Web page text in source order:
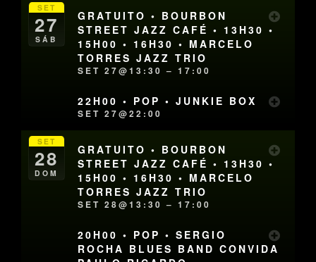
SET
27
SÁB
GRATUITO • BOURBON
STREET JAZZ CAFÉ • 13H30 •
15H00 • 16H30 • MARCELO
TORRES JAZZ TRIO
SET 27@13:30 – 17:00
22H00 • POP • JUNKIE BOX
SET 27@22:00
SET
28
DOM
GRATUITO • BOURBON
STREET JAZZ CAFÉ • 13H30 •
15H00 • 16H30 • MARCELO
TORRES JAZZ TRIO
SET 28@13:30 – 17:00
20H00 • POP • SERGIO
ROCHA BLUES BAND CONVIDA